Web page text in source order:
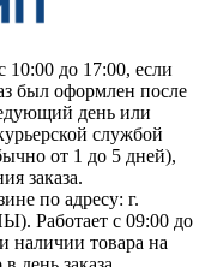
10:00 до 17:00, если
был оформлен после
день или
службой
от 1 до 5 дней),
заказа.
по адресу: г.
Работает с 09:00 до
товара на